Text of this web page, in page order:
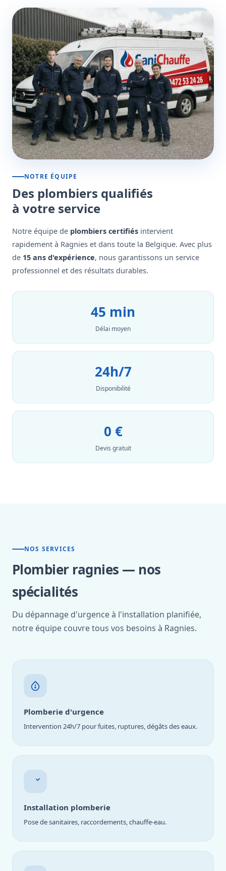
NOTRE ÉQUIPE
Des plombiers qualifiés
à votre service
Notre équipe de plombiers certifiés intervient
rapidement à Ragnies et dans toute la Belgique. Avec plus
de 15 ans d'expérience, nous garantissons un service
professionnel et des résultats durables.
45 min
Délai moyen
24h/7
Disponibilité
0 €
Devis gratuit
NOS SERVICES
Plombier ragnies — nos
spécialités
Du dépannage d'urgence à l'installation planifiée,
notre équipe couvre tous vos besoins à Ragnies.
Plomberie d'urgence
Intervention 24h/7 pour fuites, ruptures, dégâts des eaux.
Installation plomberie
Pose de sanitaires, raccordements, chauffe-eau.